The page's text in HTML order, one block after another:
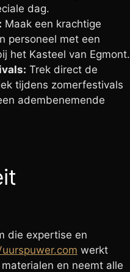
dag.
Maak een krachtige
personeel met een
het Kasteel van Egmont.
Trek direct de
tijdens zomerfestivals
adembenemende
die expertise en
werkt
en neemt alle